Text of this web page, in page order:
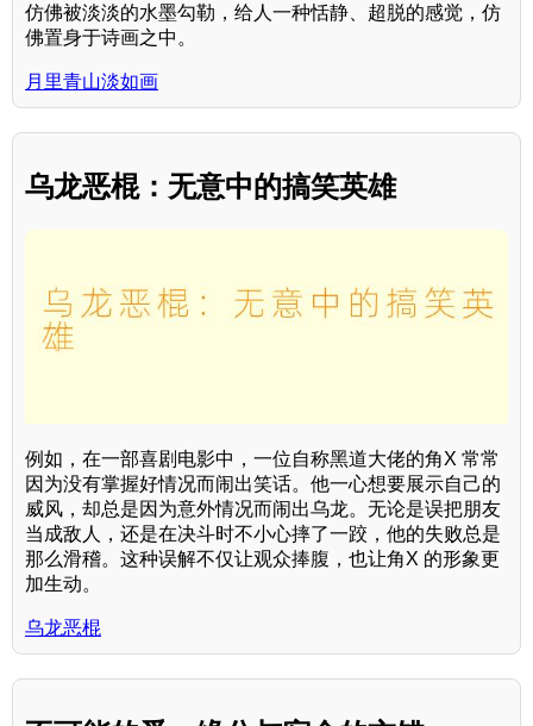
仿佛被淡淡的水墨勾勒，给人一种恬静、超脱的感觉，仿
佛置身于诗画之中。
月里青山淡如画
乌龙恶棍：无意中的搞笑英雄
例如，在一部喜剧电影中，一位自称黑道大佬的角X 常常
因为没有掌握好情况而闹出笑话。他一心想要展示自己的
威风，却总是因为意外情况而闹出乌龙。无论是误把朋友
当成敌人，还是在决斗时不小心摔了一跤，他的失败总是
那么滑稽。这种误解不仅让观众捧腹，也让角X 的形象更
加生动。
乌龙恶棍